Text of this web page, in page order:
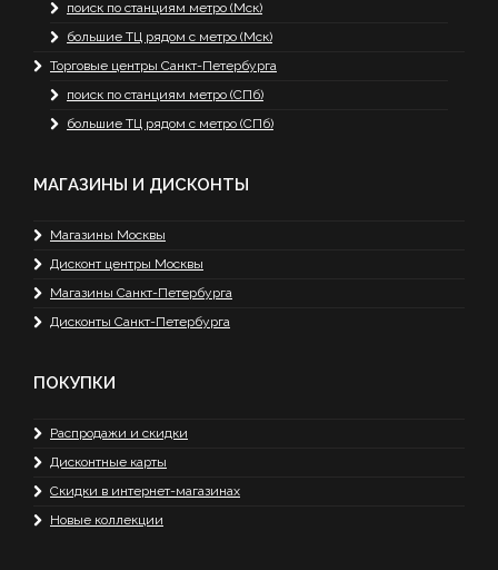
поиск по станциям метро (Мск)
большие ТЦ рядом с метро (Мск)
Торговые центры Санкт-Петербурга
поиск по станциям метро (СПб)
большие ТЦ рядом с метро (СПб)
МАГАЗИНЫ И ДИСКОНТЫ
Магазины Москвы
Дисконт центры Москвы
Магазины Санкт-Петербурга
Дисконты Санкт-Петербурга
ПОКУПКИ
Распродажи и скидки
Дисконтные карты
Скидки в интернет-магазинах
Новые коллекции